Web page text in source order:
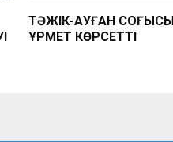
ТӘЖІК-АУҒАН
ҚҰРМЕТ КӨРСЕТТІ